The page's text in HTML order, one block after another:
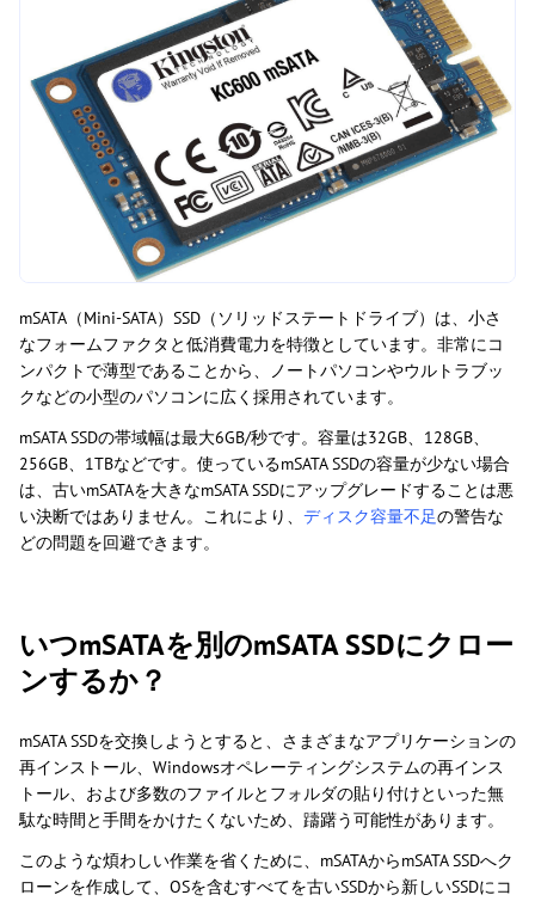
mSATA（Mini-SATA）SSD（ソリッドステートドライブ）は、小さ
なフォームファクタと低消費電力を特徴としています。非常にコ
ンパクトで薄型であることから、ノートパソコンやウルトラブッ
クなどの小型のパソコンに広く採用されています。
mSATA SSDの帯域幅は最大6GB/秒です。容量は32GB、128GB、
256GB、1TBなどです。使っているmSATA SSDの容量が少ない場合
は、古いmSATAを大きなmSATA SSDにアップグレードすることは悪
い決断ではありません。これにより、 ディスク容量不足の警告な
どの問題を回避できます。
いつmSATAを別のmSATA SSDにクロー
ンするか？
mSATA SSDを交換しようとすると、さまざまなアプリケーションの
再インストール、Windowsオペレーティングシステムの再インス
トール、および多数のファイルとフォルダの貼り付けといった無
駄な時間と手間をかけたくないため、躊躇う可能性があります。
このような煩わしい作業を省くために、mSATAからmSATA SSDへク
ローンを作成して、OSを含むすべてを古いSSDから新しいSSDにコ